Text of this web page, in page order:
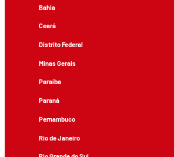
Bahia
Ceará
Distrito Federal
Minas Gerais
Paraíba
Paraná
Pernambuco
Rio de Janeiro